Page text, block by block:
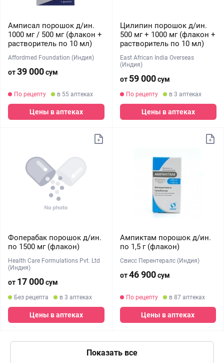
Амписал порошок д/ин.
1000 мг / 500 мг (флакон +
растворитель по 10 мл)
Affordmed Foundation (Индия)
от39 000сум
По рецепту в 55 аптеках
Цены в аптеках
Цилипин порошок д/ин.
500 мг + 1000 мг (флакон +
растворитель по 10 мл)
East African India Overseas
(Индия)
от 59 000сум
По рецепту в 3 аптеках
Цены в аптеках
Фоперабак порошок д/ин.
по 1500 мг (флакон)
Health Care Formulations Pvt. Ltd
(Индия)
от 17 000сум
Без рецепта в 3 аптеках
Цены в аптеках
Ампиктам порошок д/ин.
по 1,5 г (флакон)
Свисс Перентералс (Индия)
от46 900сум
По рецепту в 87 аптеках
Цены в аптеках
Показать все